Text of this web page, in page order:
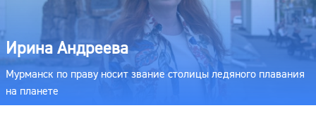
Ирина Андреева
Мурманск по праву носит звание столицы ледяного плавания
на планете